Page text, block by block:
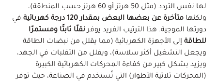
لها نفس التردد (مثل 50 هرتز أو 60 هرتز حسب المنطقة)،
ولكنها متأخرة عن بعضها البعض بمقدار 120 درجة كهربائية
في
دورتها الموجية. هذا الترتيب الفريد يوفرنقلًا ثابتًا ومستمرًا
للطاقة إلى الأجهزة الكهربائية (مما يقلل من نبضات الطاقة
ويجعل التشغيل أكثر سلاسة)، ويقلل من التقلبات في الجهد،
ويزيد بشكل كبير من كفاءة المحركات الكهربائية الكبيرة
(المحركات ثلاثية الأطوار) التي تُستخدم في الصناعة، حيث توفر